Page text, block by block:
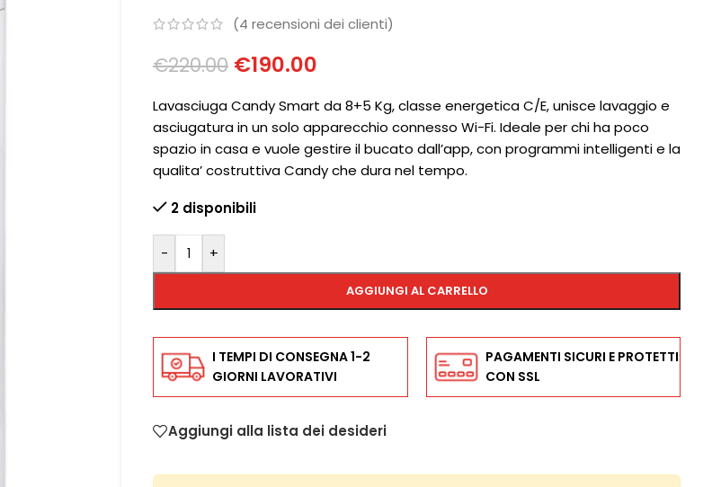
(4 recensioni dei clienti)
€220.00 €190.00
Lavasciuga Candy Smart da 8+5 Kg, classe energetica C/E, unisce lavaggio e
asciugatura in un solo apparecchio connesso Wi-Fi. Ideale per chi ha poco
spazio in casa e vuole gestire il bucato dall’app, con programmi intelligenti e la
qualita’ costruttiva Candy che dura nel tempo.
2 disponibili
- +
AGGIUNGI AL CARRELLO
I TEMPI DI CONSEGNA 1-2
GIORNI LAVORATIVI
PAGAMENTI SICURI E PROTETTI
CON SSL
Aggiungi alla lista dei desideri